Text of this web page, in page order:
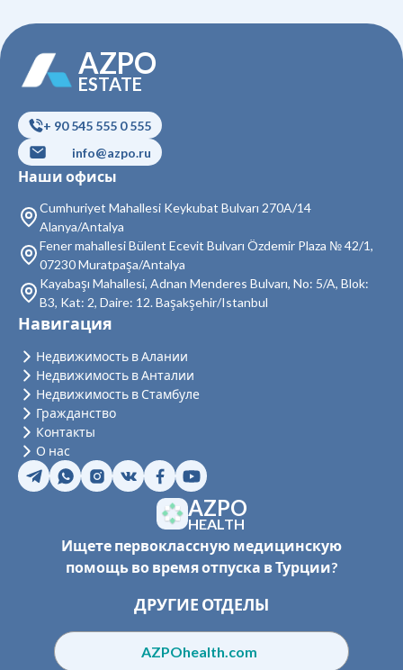
Недвижимость в Джикджилли
Недвижимость в Чиплаклы
Недвижимость в Тосмур
Недвижимость в Кестель
Недвижимость в Махмутлар
Недвижимость в Демирташ
Недвижимость в Газипаша
Недвижимость в Тюрклер
AZPO
ESTATE
+ 90 545 555 0 555
info@azpo.ru
Наши офисы
Cumhuriyet Mahallesi Keykubat Bulvarı 270A/14
Alanya/Antalya
Fener mahallesi Bülent Ecevit Bulvarı Özdemir Plaza № 42/1,
07230 Muratpaşa/Antalya
Kayabaşı Mahallesi, Adnan Menderes Bulvarı, No: 5/A, Blok:
B3, Kat: 2, Daire: 12. Başakşehir/Istanbul
AZPO
HEALTH
Ищете первоклассную медицинскую
помощь во время отпуска в Турции?
ДРУГИЕ ОТДЕЛЫ
AZPOhealth.com
Навигация
Недвижимость в Алании
Недвижимость в Анталии
Недвижимость в Стамбуле
Гражданство
Контакты
О нас